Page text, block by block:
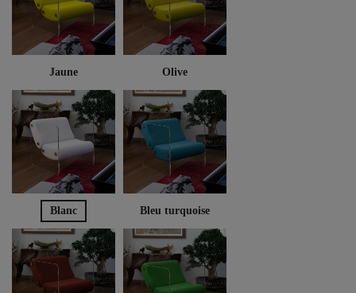
Jaune Olive
Blanc Bleu turquoise